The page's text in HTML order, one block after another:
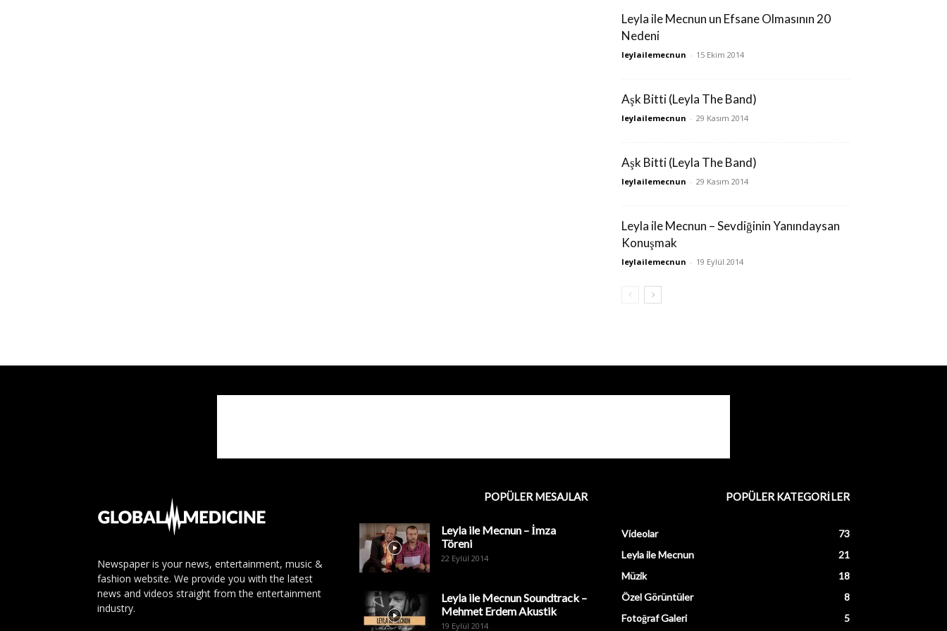
Leyla ile Mecnun un Efsane Olmasının 20
Nedeni
leylailemecnun - 15 Ekim 2014
Aşk Bitti (Leyla The Band)
leylailemecnun - 29 Kasım 2014
Aşk Bitti (Leyla The Band)
leylailemecnun - 29 Kasım 2014
Leyla ile Mecnun – Sevdiğinin Yanındaysan
Konuşmak
leylailemecnun - 19 Eylül 2014
Newspaper is your news, entertainment, music &
fashion website. We provide you with the latest
news and videos straight from the entertainment
industry.
POPÜLER MESAJLAR
Leyla ile Mecnun – İmza
Töreni
22 Eylül 2014
Leyla ile Mecnun Soundtrack –
Mehmet Erdem Akustik
19 Eylül 2014
POPÜLER KATEGORİLER
Videolar
73
Leyla ile Mecnun
21
Müzik
18
Özel Görüntüler
8
Fotoğraf Galeri
5